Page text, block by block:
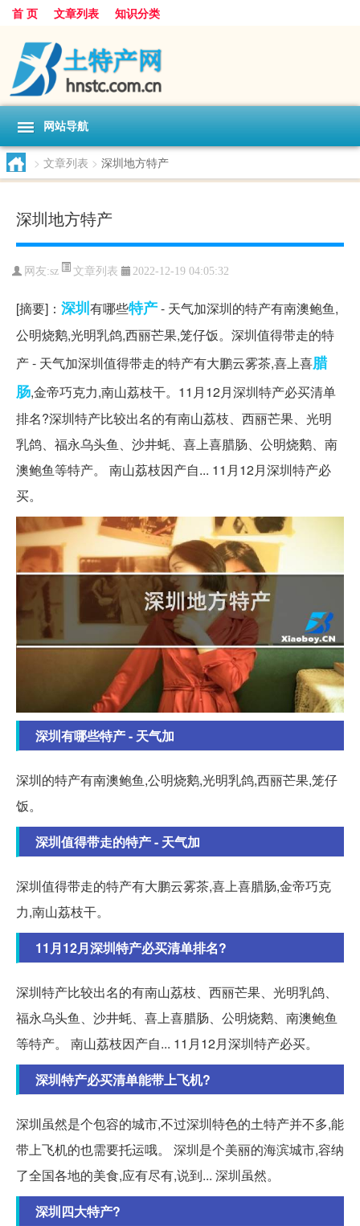
首 页 文章列表 知识分类
网站导航
> 文章列表 > 深圳地方特产
深圳地方特产
网友:sz 文章列表 2022-12-19 04:05:32
[摘要]： 深圳有哪些特产- 天气加深圳的特产有南澳鲍鱼,
公明烧鹅,光明乳鸽,西丽芒果,笼仔饭。深圳值得带走的特
产 - 天气加深圳值得带走的特产有大鹏云雾茶,喜上喜腊
肠,金帝巧克力,南山荔枝干。11月12月深圳特产必买清单
排名?深圳特产比较出名的有南山荔枝、西丽芒果、光明
乳鸽、福永乌头鱼、沙井蚝、喜上喜腊肠、公明烧鹅、南
澳鲍鱼等特产。 南山荔枝因产自... 11月12月深圳特产必
买。
深圳有哪些特产 - 天气加
深圳的特产有南澳鲍鱼,公明烧鹅,光明乳鸽,西丽芒果,笼仔
饭。
深圳值得带走的特产 - 天气加
深圳值得带走的特产有大鹏云雾茶,喜上喜腊肠,金帝巧克
力,南山荔枝干。
11月12月深圳特产必买清单排名?
深圳特产比较出名的有南山荔枝、西丽芒果、光明乳鸽、
福永乌头鱼、沙井蚝、喜上喜腊肠、公明烧鹅、南澳鲍鱼
等特产。 南山荔枝因产自... 11月12月深圳特产必买。
深圳特产必买清单能带上飞机?
深圳虽然是个包容的城市,不过深圳特色的土特产并不多,能
带上飞机的也需要托运哦。 深圳是个美丽的海滨城市,容纳
了全国各地的美食,应有尽有,说到... 深圳虽然。
深圳四大特产?